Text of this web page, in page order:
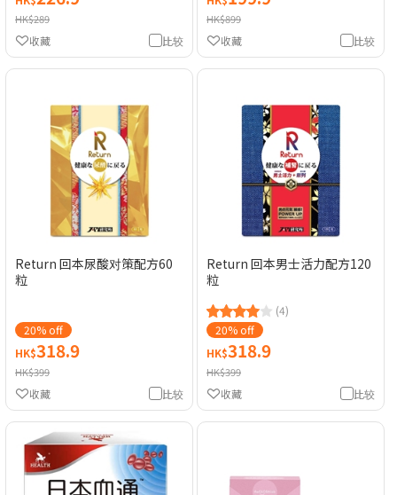
HK$289
比较
收藏
HK$899
比较
收藏
Return 回本尿酸对策配方60
粒
20% off
HK$318.9
HK$399
比较
收藏
Return 回本男士活力配方120
粒
(4)
20% off
HK$318.9
HK$399
比较
收藏